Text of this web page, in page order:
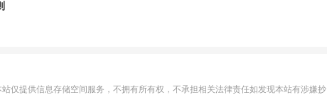
仅提供信息存储空间服务，不拥有所有权，不承担相关法律责任如发现本站有涉嫌抄